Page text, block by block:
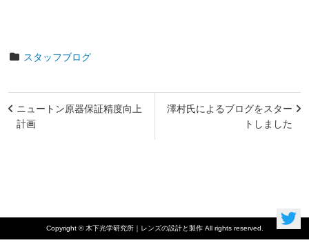
スタッフブログ
投
稿
ー
シ
澤村氏によるブログをスター
トしました
ニュートン原器保証精度向上
計画
Copyright © 木下光学研究所｜レンズの設計と製作 All rights reserved.